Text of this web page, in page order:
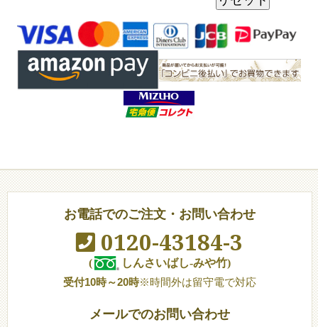
お電話でのご注文・お問い合わせ
0120-43184-3
(
しんさいばし-みや竹)
受付10時～20時※時間外は留守電で対応
メールでのお問い合わせ